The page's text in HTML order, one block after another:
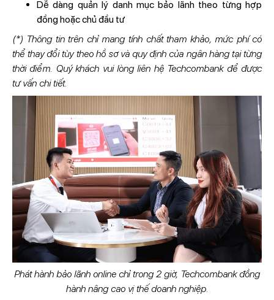
Dễ dàng quản lý danh mục bảo lãnh theo từng hợp
đồng hoặc chủ đầu tư
(*) Thông tin trên chỉ mang tính chất tham khảo, mức phí có
thể thay đổi tùy theo hồ sơ và quy định của ngân hàng tại từng
thời điểm. Quý khách vui lòng liên hệ Techcombank để được
tư vấn chi tiết.
Phát hành bảo lãnh online chỉ trong 2 giờ, Techcombank đồng
hành nâng cao vị thế doanh nghiệp.